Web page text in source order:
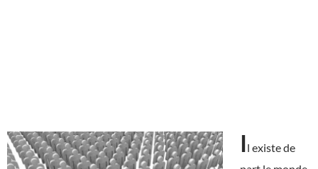
Il existe de